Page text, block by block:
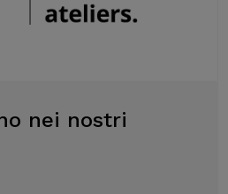
nei nostri